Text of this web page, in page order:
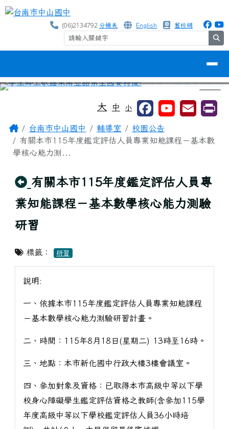
跳至主內容區
台南市中山國中
(06)2134792分機表 English 舊校網
⏸
大 中 小
主內容區域
Home台南市中山國中 輔導室
校園公告
有關本市115年度鑑定評估人員專業知能課程－基本數
學核心能力測...
回上頁
有關本市115年度鑑定評估人員專
業知能課程－基本數學核心能力測驗
研習
標籤： 研習
說明:
一、依據本市115年度鑑定評估人員專業知能課程
－基本數學核心能力測驗研習計畫。
二、時間：115年8月18日(星期二) 13時至16時。
三、地點：本市新化國中行政大樓3樓會議室。
四、參加對象及資格：已取得本市高級中等以下學
校身心障礙學生鑑定評估資格之教師(含參加115學
年度高級中等以下學校鑑定評估人員36小時培
頁尾區域